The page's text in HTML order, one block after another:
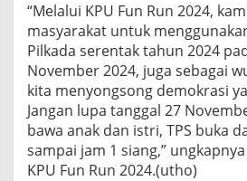
“Melalui KPU Fun Run 2024,
masyarakat untuk
Pilkada serentak tahun 2024
November 2024, juga sebagai
kita menyongsong demokrasi
Jangan lupa tanggal 27
bawa anak dan istri, TPS buka
sampai jam 1 siang,”
KPU Fun Run 2024.(utho)